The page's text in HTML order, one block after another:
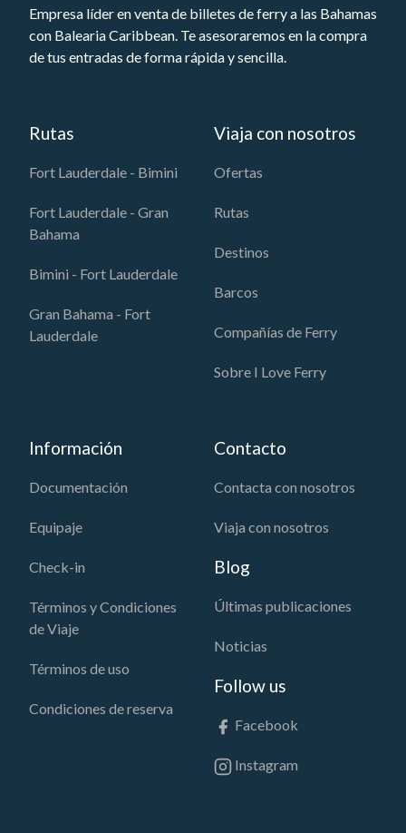
Empresa líder en venta de billetes de ferry a las Bahamas
con Balearia Caribbean. Te asesoraremos en la compra
de tus entradas de forma rápida y sencilla.
Rutas
Fort Lauderdale - Bimini
Fort Lauderdale - Gran
Bahama
Bimini - Fort Lauderdale
Gran Bahama - Fort
Lauderdale
Viaja con nosotros
Ofertas
Rutas
Destinos
Barcos
Compañías de Ferry
Sobre I Love Ferry
Información
Documentación
Equipaje
Check-in
Términos y Condiciones
de Viaje
Términos de uso
Condiciones de reserva
Contacto
Contacta con nosotros
Viaja con nosotros
Blog
Últimas publicaciones
Noticias
Follow us
Facebook
Instagram